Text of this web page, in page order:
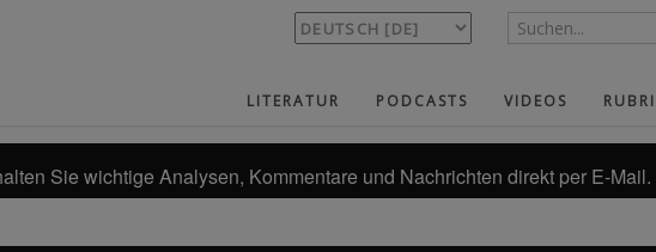
LITERATUR PODCASTS VIDEOS
Sie wichtige Analysen, Kommentare und Nachrichten direkt per E-Mail.